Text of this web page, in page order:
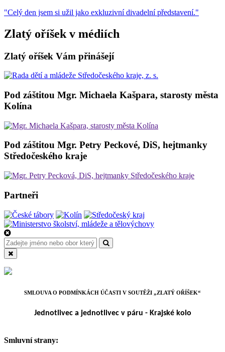
"Celý den jsem si užil jako exkluzivní divadelní představení."
Zlatý oříšek v médiích
Zlatý oříšek Vám přinášejí
Pod záštitou Mgr. Michaela Kašpara, starosty města
Kolína
Pod záštitou Mgr. Petry Peckové, DiS, hejtmanky
Středočeského kraje
Partneři
SMLOUVA O PODMÍNKÁCH ÚČASTI V SOUTĚŽI „ZLATÝ OŘÍŠEK“
Jednotlivec a jednotlivec v páru - Krajské kolo
Smluvní strany: